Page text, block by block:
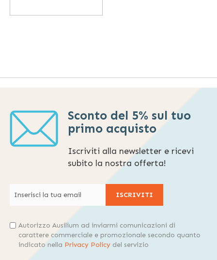
Sconto del 5% sul tuo
primo acquisto
Iscriviti alla newsletter e ricevi
subito la nostra offerta!
ISCRIVITI
Autorizzo Ausilium ad inviarmi comunicazioni di
carattere commerciale e promozionale secondo quanto
indicato nella Privacy Policy del servizio